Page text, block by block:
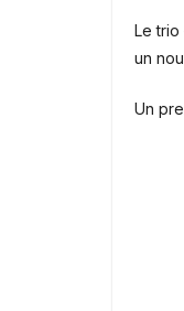
Le trio
un
Un